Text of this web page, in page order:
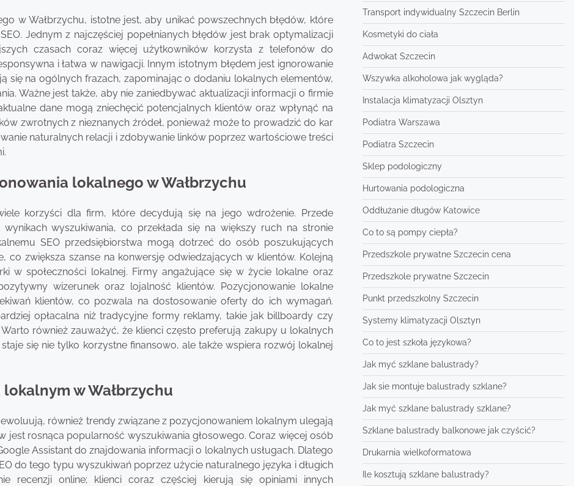
w Wałbrzychu, istotne jest, aby unikać powszechnych błędów, które
Jednym z najczęściej popełnianych błędów jest brak optymalizacji
czasach coraz więcej użytkowników korzysta z telefonów do
i łatwa w nawigacji. Innym istotnym błędem jest ignorowanie
się na ogólnych frazach, zapominając o dodaniu lokalnych elementów,
Ważne jest także, aby nie zaniedbywać aktualizacji informacji o firmie
dane mogą zniechęcić potencjalnych klientów oraz wpłynąć na
zwrotnych z nieznanych źródeł, ponieważ może to prowadzić do kar
naturalnych relacji i zdobywanie linków poprzez wartościowe treści
lokalnego w Wałbrzychu
korzyści dla firm, które decydują się na jego wdrożenie. Przede
wyszukiwania, co przekłada się na większy ruch na stronie
SEO przedsiębiorstwa mogą dotrzeć do osób poszukujących
zwiększa szanse na konwersję odwiedzających w klientów. Kolejną
w społeczności lokalnej. Firmy angażujące się w życie lokalne oraz
wizerunek oraz lojalność klientów. Pozycjonowanie lokalne
klientów, co pozwala na dostosowanie oferty do ich wymagań.
opłacalna niż tradycyjne formy reklamy, takie jak billboardy czy
również zauważyć, że klienci często preferują zakupy u lokalnych
się nie tylko korzystne finansowo, ale także wspiera rozwój lokalnej
w Wałbrzychu
również trendy związane z pozycjonowaniem lokalnym ulegają
jest rosnąca popularność wyszukiwania głosowego. Coraz więcej osób
Assistant do znajdowania informacji o lokalnych usługach. Dlatego
do tego typu wyszukiwań poprzez użycie naturalnego języka i długich
recenzji online; klienci coraz częściej kierują się opiniami innych
Transport indywidualny Szczecin Berlin
Kosmetyki do ciała
Adwokat Szczecin
Wszywka alkoholowa jak wygląda?
Instalacja klimatyzacji Olsztyn
Podiatra Warszawa
Podiatra Szczecin
Sklep podologiczny
Hurtowania podologiczna
Oddłużanie długów Katowice
Co to są pompy ciepła?
Przedszkole prywatne Szczecin cena
Przedszkole prywatne Szczecin
Punkt przedszkolny Szczecin
Systemy klimatyzacji Olsztyn
Co to jest szkoła językowa?
Jak myć szklane balustrady?
Jak sie montuje balustrady szklane?
Jak myć szklane balustrady szklane?
Szklane balustrady balkonowe jak czyścić?
Drukarnia wielkoformatowa
Ile kosztują szklane balustrady?